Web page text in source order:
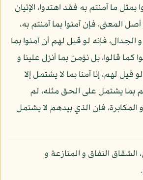
بمثل ما آمنتم به فقد اهتدوا، الإتيان
المعنى، فإن آمنوا بما آمنتم به،
فإنه لو قيل لهم أن آمنوا بما
كما قالوا، بل نؤمن بما أنزل علينا و
قيل لهم، إنا آمنا بما لا يشتمل إلا
بما يشتمل على الحق مثله، لم
المكابرة، فإن الذي بيدهم لا يشتمل
الشقاق النفاق و المنازعة و